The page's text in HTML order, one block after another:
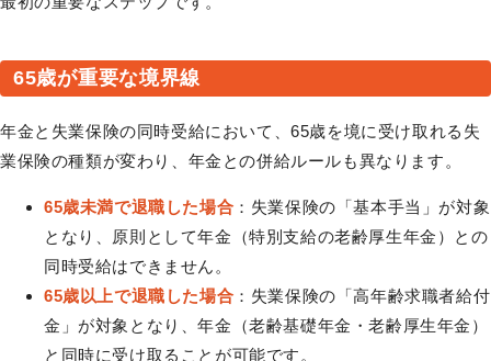
65歳が重要な境界線
年金と失業保険の同時受給において、65歳を境に受け取れる失
業保険の種類が変わり、年金との併給ルールも異なります。
65歳未満で退職した場合 ：失業保険の「基本手当」が対象
となり、原則として年金（特別支給の老齢厚生年金）との
同時受給はできません。
65歳以上で退職した場合 ：失業保険の「高年齢求職者給付
金」が対象となり、年金（老齢基礎年金・老齢厚生年金）
と同時に受け取ることが可能です。